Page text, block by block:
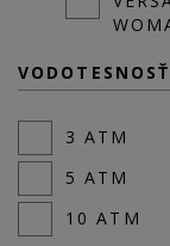
VODOTESNOSŤ
3 ATM
5 ATM
10 ATM